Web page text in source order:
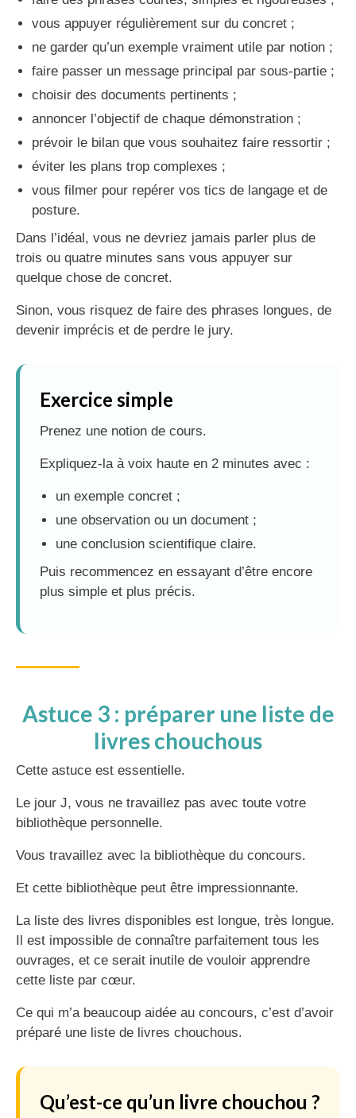
vous appuyer régulièrement sur du concret ;
ne garder qu’un exemple vraiment utile par notion ;
faire passer un message principal par sous-partie ;
choisir des documents pertinents ;
annoncer l’objectif de chaque démonstration ;
prévoir le bilan que vous souhaitez faire ressortir ;
éviter les plans trop complexes ;
vous filmer pour repérer vos tics de langage et de
posture.
Dans l’idéal, vous ne devriez jamais parler plus de
trois ou quatre minutes sans vous appuyer sur
quelque chose de concret.
Sinon, vous risquez de faire des phrases longues, de
devenir imprécis et de perdre le jury.
Exercice simple
Prenez une notion de cours.
Expliquez-la à voix haute en 2 minutes avec :
un exemple concret ;
une observation ou un document ;
une conclusion scientifique claire.
Puis recommencez en essayant d’être encore
plus simple et plus précis.
Astuce 3 : préparer une liste de
livres chouchous
Cette astuce est essentielle.
Le jour J, vous ne travaillez pas avec toute votre
bibliothèque personnelle.
Vous travaillez avec la bibliothèque du concours.
Et cette bibliothèque peut être impressionnante.
La liste des livres disponibles est longue, très longue.
Il est impossible de connaître parfaitement tous les
ouvrages, et ce serait inutile de vouloir apprendre
cette liste par cœur.
Ce qui m’a beaucoup aidée au concours, c’est d’avoir
préparé une liste de livres chouchous.
Qu’est-ce qu’un livre chouchou ?